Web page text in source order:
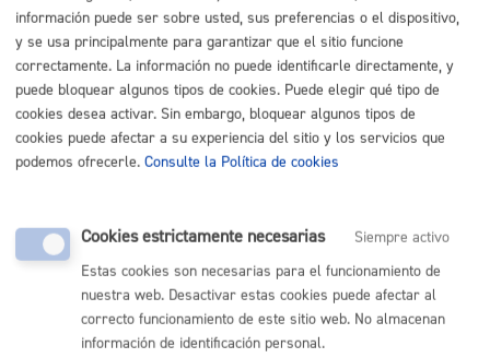
Listado completo de Trámites
Convivo con mi pareja
Bodas: Matrimonio civil en el Ayuntamiento de San
Sebastián
* Online con certificado electrónico
PRESENCIAL
TELÉFONO
MÁQUINA
información puede ser sobre usted, sus preferencias o el dispositivo,
y se usa principalmente para garantizar que el sitio funcione
correctamente. La información no puede identificarle directamente, y
puede bloquear algunos tipos de cookies. Puede elegir qué tipo de
cookies desea activar. Sin embargo, bloquear algunos tipos de
cookies puede afectar a su experiencia del sitio y los servicios que
podemos ofrecerle. Consulte la Política de cookies
Cookies estrictamente necesarias
Siempre activo
Estas cookies son necesarias para el funcionamiento de
nuestra web. Desactivar estas cookies puede afectar al
correcto funcionamiento de este sitio web. No almacenan
información de identificación personal.